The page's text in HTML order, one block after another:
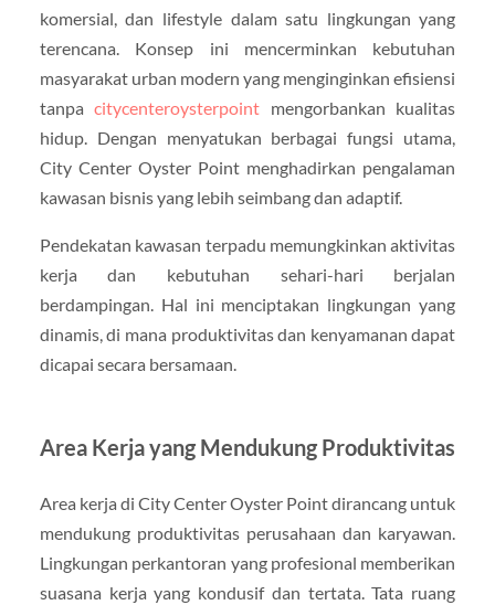
komersial, dan lifestyle dalam satu lingkungan yang
terencana. Konsep ini mencerminkan kebutuhan
masyarakat urban modern yang menginginkan efisiensi
tanpacitycenteroysterpoint mengorbankan kualitas
hidup. Dengan menyatukan berbagai fungsi utama,
City Center Oyster Point menghadirkan pengalaman
kawasan bisnis yang lebih seimbang dan adaptif.
Pendekatan kawasan terpadu memungkinkan aktivitas
kerja dan kebutuhan sehari-hari berjalan
berdampingan. Hal ini menciptakan lingkungan yang
dinamis, di mana produktivitas dan kenyamanan dapat
dicapai secara bersamaan.
Area Kerja yang Mendukung Produktivitas
Area kerja di City Center Oyster Point dirancang untuk
mendukung produktivitas perusahaan dan karyawan.
Lingkungan perkantoran yang profesional memberikan
suasana kerja yang kondusif dan tertata. Tata ruang